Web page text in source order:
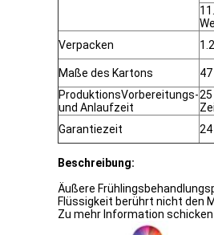
11.
Verpacken
Maße des Kartons
ProduktionsVorbereitungs-
und Anlaufzeit
Garantiezeit
Beschreibung:
Äußere
Flüssigkeit berührt nicht den
Zu mehr Information